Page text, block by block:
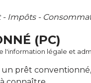
- Impôts -
(PC)
l'information légale et
prêt